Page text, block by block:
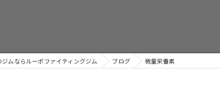
ジムならルーポファイティングジム ブログ 微量栄養素